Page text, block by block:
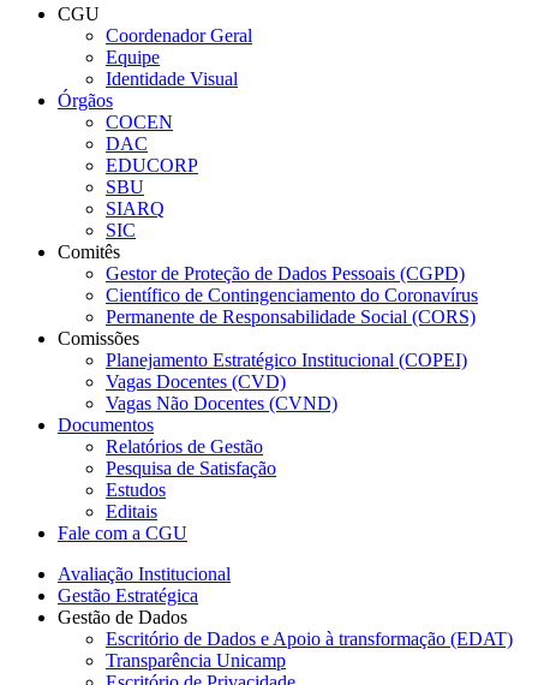
CGU
Coordenador Geral
Equipe
Identidade Visual
Órgãos
COCEN
DAC
EDUCORP
SBU
SIARQ
SIC
Comitês
Gestor de Proteção de Dados Pessoais (CGPD)
Científico de Contingenciamento do Coronavírus
Permanente de Responsabilidade Social (CORS)
Comissões
Planejamento Estratégico Institucional (COPEI)
Vagas Docentes (CVD)
Vagas Não Docentes (CVND)
Documentos
Relatórios de Gestão
Pesquisa de Satisfação
Estudos
Editais
Fale com a CGU
Avaliação Institucional
Gestão Estratégica
Gestão de Dados
Escritório de Dados e Apoio à transformação (EDAT)
Transparência Unicamp